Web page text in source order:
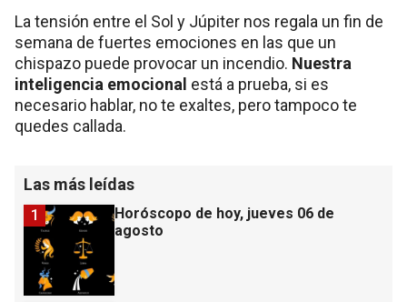
La tensión entre el Sol y Júpiter nos regala un fin de
semana de fuertes emociones en las que un
chispazo puede provocar un incendio. Nuestra
inteligencia emocional está a prueba, si es
necesario hablar, no te exaltes, pero tampoco te
quedes callada.
Las más leídas
Horóscopo de hoy, jueves 06 de
agosto
1